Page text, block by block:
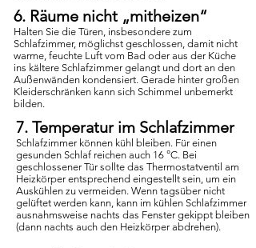
6. Räume nicht „mitheizen“
Halten Sie die Türen, insbesondere zum
Schlafzimmer, möglichst geschlossen, damit nicht
warme, feuchte Luft vom Bad oder aus der Küche
ins kältere Schlafzimmer gelangt und dort an den
Außenwänden kondensiert. Gerade hinter großen
Kleiderschränken kann sich Schimmel unbemerkt
bilden.
7. Temperatur im Schlafzimmer
Schlafzimmer können kühl bleiben. Für einen
gesunden Schlaf reichen auch 16 °C. Bei
geschlossener Tür sollte das Thermostatventil am
Heizkörper entsprechend eingestellt sein, um ein
Auskühlen zu vermeiden. Wenn tagsüber nicht
gelüftet werden kann, kann im kühlen Schlafzimmer
ausnahmsweise nachts das Fenster gekippt bleiben
(dann nachts auch den Heizkörper abdrehen).